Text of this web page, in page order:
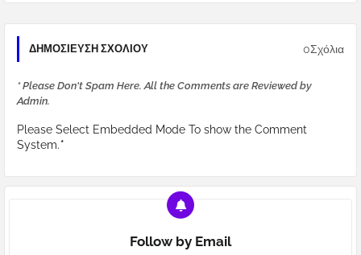
ΔΗΜΟΣΊΕΥΣΗ ΣΧΟΛΊΟΥ 0Σχόλια
* Please Don't Spam Here. All the Comments are Reviewed by
Admin.
Please Select Embedded Mode To show the Comment
System.*
Follow by Email